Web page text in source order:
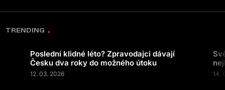
TRENDING
Poslední klidné léto? Zpravodajci dávají
Česku dva roky do možného útoku
12. 03. 2026 14.